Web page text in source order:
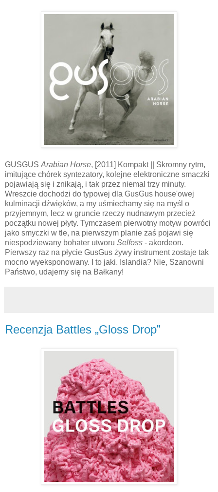
GUSGUS Arabian Horse, [2011] Kompakt || Skromny rytm,
imitujące chórek syntezatory, kolejne elektroniczne smaczki
pojawiają się i znikają, i tak przez niemal trzy minuty.
Wreszcie dochodzi do typowej dla GusGus house'owej
kulminacji dźwięków, a my uśmiechamy się na myśl o
przyjemnym, lecz w gruncie rzeczy nudnawym przecież
początku nowej płyty. Tymczasem pierwotny motyw powróci
jako smyczki w tle, na pierwszym planie zaś pojawi się
niespodziewany bohater utworu Selfoss - akordeon.
Pierwszy raz na płycie GusGus żywy instrument zostaje tak
mocno wyeksponowany. I to jaki. Islandia? Nie, Szanowni
Państwo, udajemy się na Bałkany!
Recenzja Battles „Gloss Drop”